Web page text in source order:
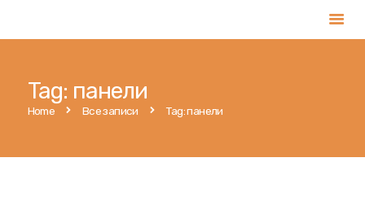
Tag: панели
Home Все записи Tag: панели
Главная
Магазин